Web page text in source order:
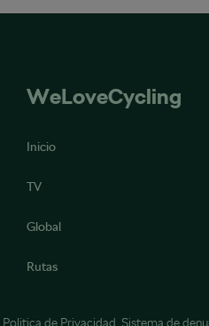
WeLoveCycling
Inicio
TV
Global
Rutas
Politica de Privacidad Sistema de